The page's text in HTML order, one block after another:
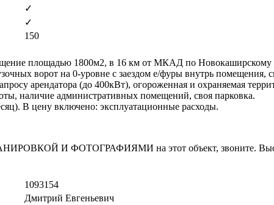
✓
✓
150
площадью 1800м2, в 16 км от МКАД по
ворот на 0-уровне с заездом е/фуры внутрь
арендатора (до 400кВт), огороженная и охраняемая
наличие административных помещений, своя парковка.
В цену включено: эксплуатационные расходы.
И ФОТОГРАФИЯМИ на этот объект, звоните.
1093154
Дмитрий Евгеньевич